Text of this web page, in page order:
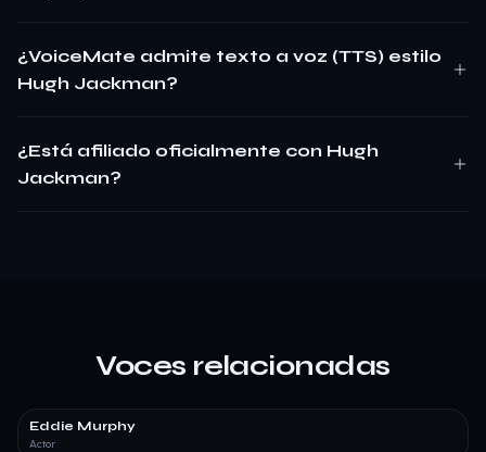
¿VoiceMate admite texto a voz (TTS) estilo
Hugh Jackman?
¿Está afiliado oficialmente con Hugh
Jackman?
Voces relacionadas
Eddie Murphy
Actor